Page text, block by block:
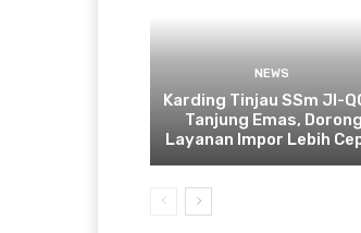
NEWS
Karding Tinjau SSm JI-
Tanjung Emas, Dorong
Layanan Impor Lebih